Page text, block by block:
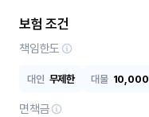
보험 조건
책임한도
대인 무제한 대물 10,000
면책금